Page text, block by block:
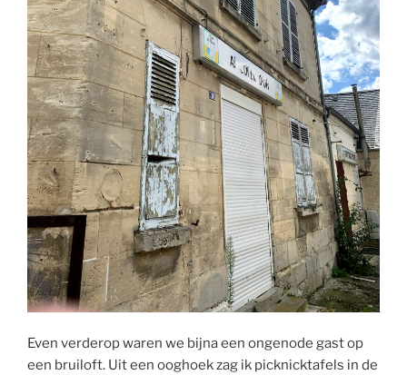
Even verderop waren we bijna een ongenode gast op
een bruiloft. Uit een ooghoek zag ik picknicktafels in de